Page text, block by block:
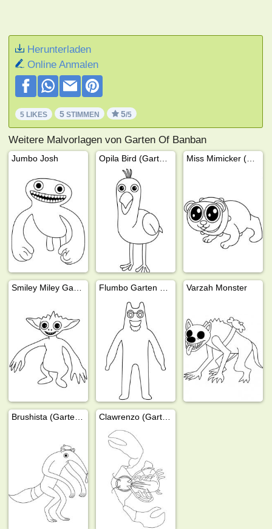
Herunterladen
Online Anmalen
5 LIKES 5 STIMMEN 5/5
Weitere Malvorlagen von Garten Of Banban
Jumbo Josh
Varzah Monster